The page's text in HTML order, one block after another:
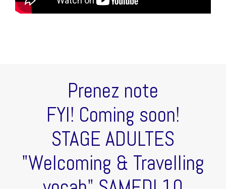
Prenez note
FYI! Coming soon!
STAGE ADULTES
"Welcoming & Travelling